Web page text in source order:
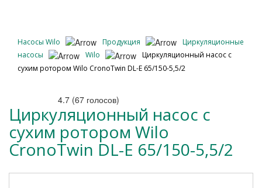
Насосы Wilo Продукция
Циркуляционные
насосы
Wilo
Циркуляционный насос с
сухим ротором Wilo CronoTwin DL-E 65/150-5,5/2
4.7 (67 голосов)
Циркуляционный насос с
сухим ротором Wilo
CronoTwin DL-E 65/150-5,5/2